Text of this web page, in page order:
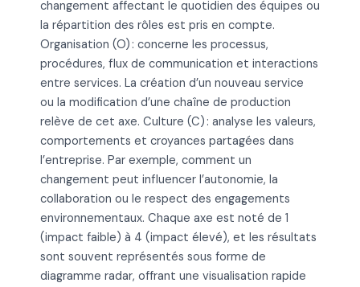
changement affectant le quotidien des équipes ou
la répartition des rôles est pris en compte.
Organisation (O) : concerne les processus,
procédures, flux de communication et interactions
entre services. La création d’un nouveau service
ou la modification d’une chaîne de production
relève de cet axe. Culture (C) : analyse les valeurs,
comportements et croyances partagées dans
l’entreprise. Par exemple, comment un
changement peut influencer l’autonomie, la
collaboration ou le respect des engagements
environnementaux. Chaque axe est noté de 1
(impact faible) à 4 (impact élevé), et les résultats
sont souvent représentés sous forme de
diagramme radar, offrant une visualisation rapide